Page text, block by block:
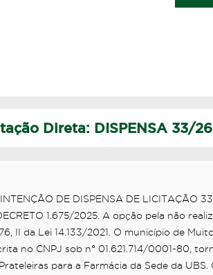
Direta: DISPENSA 33/26
DE DISPENSA DE LICITAÇÃO
1.675/2025. A opção pela não
II da Lei 14.133/2021. O município de
no CNPJ sob n° 01.621.714/0001-80,
para a Farmácia da Sede da